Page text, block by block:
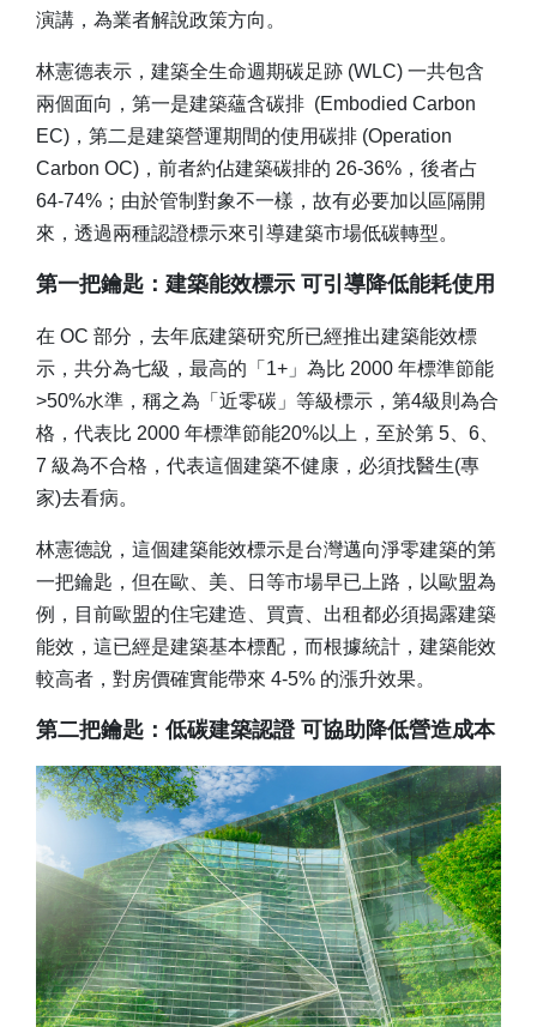
演講，為業者解說政策方向。
林憲德表示，建築全生命週期碳足跡 (WLC) 一共包含
兩個面向，第一是建築蘊含碳排 (Embodied Carbon
EC)，第二是建築營運期間的使用碳排 (Operation
Carbon OC)，前者約佔建築碳排的 26-36%，後者占
64-74%；由於管制對象不一樣，故有必要加以區隔開
來，透過兩種認證標示來引導建築市場低碳轉型。
第一把鑰匙：建築能效標示 可引導降低能耗使用
在 OC 部分，去年底建築研究所已經推出建築能效標
示，共分為七級，最高的「1+」為比 2000 年標準節能
>50%水準，稱之為「近零碳」等級標示，第4級則為合
格，代表比 2000 年標準節能20%以上，至於第 5、6、
7 級為不合格，代表這個建築不健康，必須找醫生(專
家)去看病。
林憲德說，這個建築能效標示是台灣邁向淨零建築的第
一把鑰匙，但在歐、美、日等市場早已上路，以歐盟為
例，目前歐盟的住宅建造、買賣、出租都必須揭露建築
能效，這已經是建築基本標配，而根據統計，建築能效
較高者，對房價確實能帶來 4-5% 的漲升效果。
第二把鑰匙：低碳建築認證 可協助降低營造成本